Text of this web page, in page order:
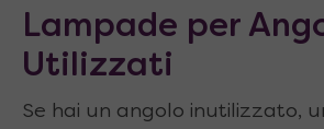
Lampade per
Utilizzati
Se hai un angolo inutilizzato,